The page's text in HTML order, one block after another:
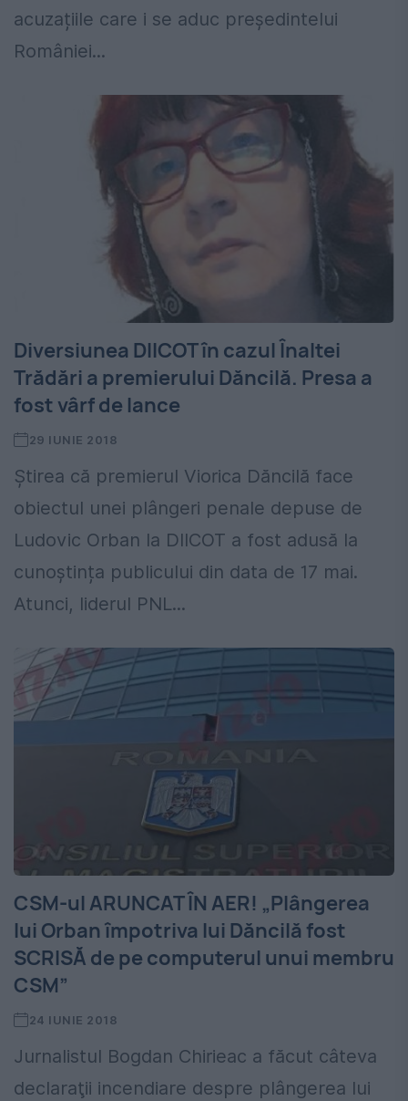
acuzațiile care i se aduc președintelui
României...
Diversiunea DIICOT în cazul Înaltei
Trădări a premierului Dăncilă. Presa a
fost vârf de lance
29 IUNIE 2018
Știrea că premierul Viorica Dăncilă face
obiectul unei plângeri penale depuse de
Ludovic Orban la DIICOT a fost adusă la
cunoștința publicului din data de 17 mai.
Atunci, liderul PNL...
CSM-ul ARUNCAT ÎN AER! „Plângerea
lui Orban împotriva lui Dăncilă fost
SCRISĂ de pe computerul unui membru
CSM”
24 IUNIE 2018
Jurnalistul Bogdan Chirieac a făcut câteva
declaraţii incendiare despre plângerea lui